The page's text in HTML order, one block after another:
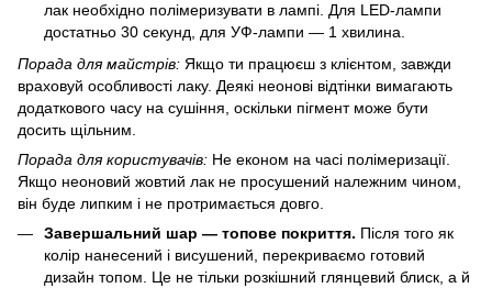
лак необхідно полімеризувати в лампі. Для LED-лампи
достатньо 30 секунд, для УФ-лампи — 1 хвилина.
Порада для майстрів: Якщо ти працюєш з клієнтом, завжди
враховуй особливості лаку. Деякі неонові відтінки вимагають
додаткового часу на сушіння, оскільки пігмент може бути
досить щільним.
Порада для користувачів: Не економ на часі полімеризації.
Якщо неоновий жовтий лак не просушений належним чином,
він буде липким і не протримається довго.
Завершальний шар — топове покриття. Після того як
колір нанесений і висушений, перекриваємо готовий
дизайн топом. Це не тільки розкішний глянцевий блиск, а й